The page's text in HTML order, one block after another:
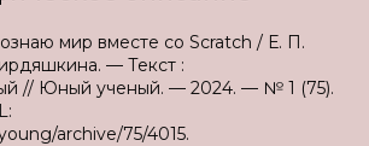
мир вместе со Scratch / Е. П.
— Текст :
// Юный ученый. — 2024. — № 1 (75).
archive/75/4015.